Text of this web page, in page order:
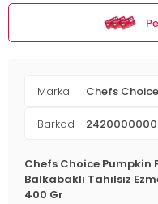
Marka Chefs Choice
Barkod
Chefs Choice Pumpkin
Balkabaklı Tahılsız
400 Gr